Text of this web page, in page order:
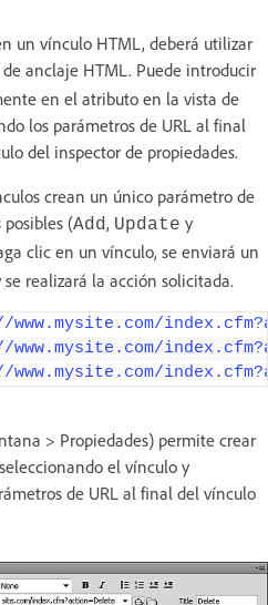
un vínculo HTML, deberá utilizar
anclaje HTML. Puede introducir
en el atributo en la vista de
los parámetros de URL al final
del inspector de propiedades.
crean un único parámetro de
(Add, Update y
clic en un vínculo, se enviará un
realizará la acción solicitada.
> Propiedades) permite crear
el vínculo y
de URL al final del vínculo